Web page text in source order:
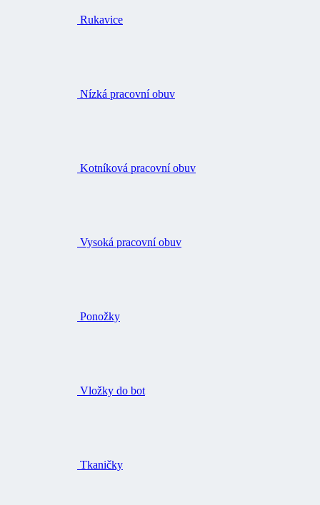
Rukavice
Nízká pracovní obuv
Kotníková pracovní obuv
Vysoká pracovní obuv
Ponožky
Vložky do bot
Tkaničky